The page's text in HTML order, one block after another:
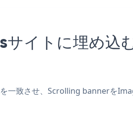
トに埋め込
一致させ、Scrolling bannerを